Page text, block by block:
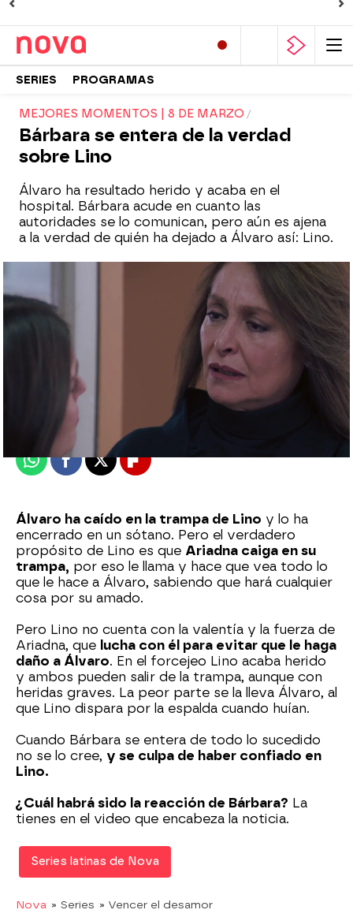
SERIES PROGRAMAS
MEJORES MOMENTOS | 8 DE MARZO
Bárbara se entera de la verdad
sobre Lino
Álvaro ha resultado herido y acaba en el
hospital. Bárbara acude en cuanto las
autoridades se lo comunican, pero aún es ajena
a la verdad de quién ha dejado a Álvaro así: Lino.
Madrid
Publicado: 08 de marzo de 2022, 19:44
WhatsappFacebook
X Flipboard
Álvaro ha caído en la trampa de Lino y lo ha
encerrado en un sótano. Pero el verdadero
propósito de Lino es que Ariadna caiga en su
trampa, por eso le llama y hace que vea todo lo
que le hace a Álvaro, sabiendo que hará cualquier
cosa por su amado.
Pero Lino no cuenta con la valentía y la fuerza de
Ariadna, que lucha con él para evitar que le haga
daño a Álvaro. En el forcejeo Lino acaba herido
y ambos pueden salir de la trampa, aunque con
heridas graves. La peor parte se la lleva Álvaro, al
que Lino dispara por la espalda cuando huían.
Cuando Bárbara se entera de todo lo sucedido
no se lo cree, y se culpa de haber confiado en
Lino.
¿Cuál habrá sido la reacción de Bárbara? La
tienes en el video que encabeza la noticia.
Series latinas de Nova
Nova » Series » Vencer el desamor